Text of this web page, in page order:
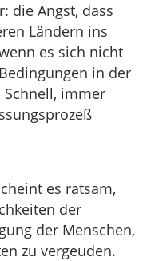
die Angst, dass
Ländern ins
es sich nicht
in der
Schnell, immer
es ratsam,
der
der Menschen,
zu vergeuden.